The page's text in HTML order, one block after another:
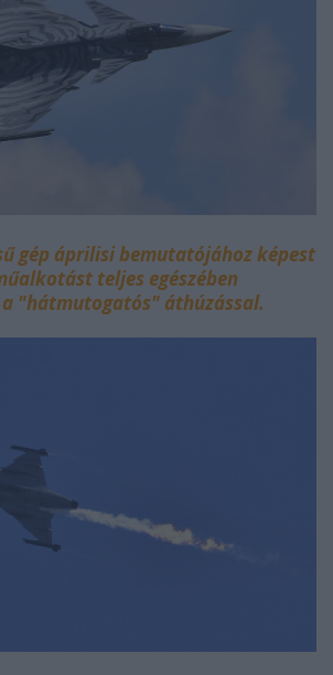
gép áprilisi bemutatójáhozképest
teljes egészében
"hátmutogatós" áthúzással.